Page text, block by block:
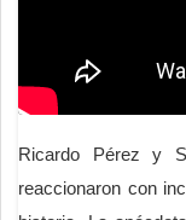
Ricardo Pérez y
reaccionaron con